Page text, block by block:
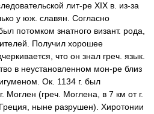
лит-ре XIX в. из-за
у юж. славян. Согласно
потомком знатного визант. рода,
Получил хорошее
что он знал греч. язык.
в неустановленном мон-ре близ
Ок. 1134 г. был
Моглен (греч. Моглена, в 7 км от г.
ныне разрушен). Хиротонии